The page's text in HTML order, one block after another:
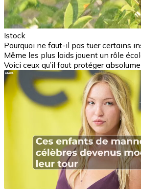
Istock
Pourquoi ne faut-il pas tuer certains
Même les plus laids jouent un rôle
Voici ceux qu’il faut protéger